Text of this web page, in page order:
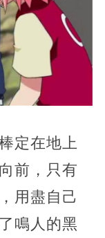
定在地上
前，只有
用盡自己
鳴人的黑